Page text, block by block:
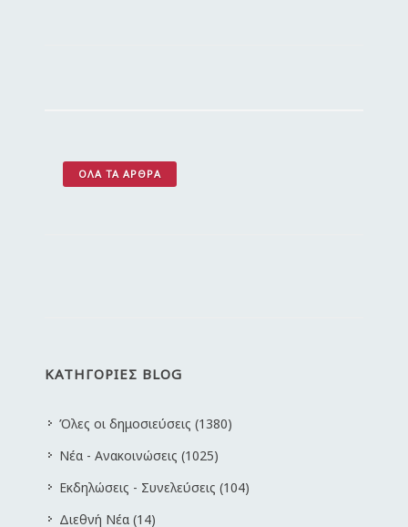
ΌΛΑ ΤΑ ΆΡΘΡΑ
ΚΑΤΗΓΟΡΙΕΣ BLOG
Όλες οι δημοσιεύσεις (1380)
Νέα - Ανακοινώσεις (1025)
Εκδηλώσεις - Συνελεύσεις (104)
Διεθνή Νέα (14)